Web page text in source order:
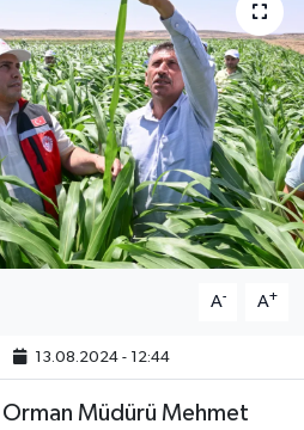
A- A+
13.08.2024 - 12:44
Orman Müdürü Mehmet